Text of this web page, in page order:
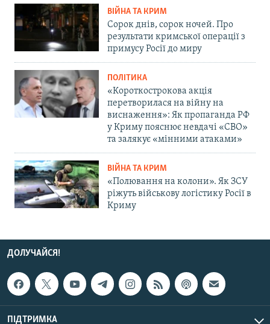
ВІЙНА ТА КРИМ
Сорок днів, сорок ночей. Про
результати кримської операції з
примусу Росії до миру
ПОЛІТИКА
«Короткострокова акція
перетворилася на війну на
виснаження»: Як пропаганда РФ
у Криму пояснює невдачі «СВО»
та залякує «мінними атаками»
ВІЙНА ТА КРИМ
«Полювання на колони». Як ЗСУ
ріжуть військову логістику Росії в
Криму
ДОЛУЧАЙСЯ!
ПІДТРИМКА